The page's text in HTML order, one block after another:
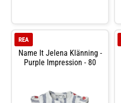
tryckknappar i grenen för
enkel av-
Name It Jelena Klänning -
Purple Impression - 80
REA